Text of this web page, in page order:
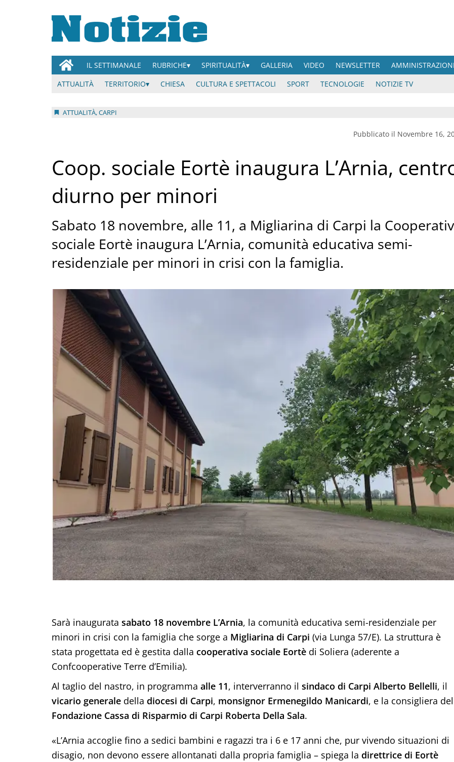
IL SETTIMANALE RUBRICHE SPIRITUALITÀ GALLERIA VIDEO NEWSLETTER
ATTUALITÀ
TERRITORIO CHIESA CULTURA E SPETTACOLI SPORT TECNOLOGIE NOTIZIE TV
ATTUALITÀ, CARPI
Pubblicato il Novembre 16,
Coop. sociale Eortè inaugura L’Arnia,
diurno per minori
Sabato 18 novembre, alle 11, a Migliarina di Carpi la
sociale Eortè inaugura L’Arnia, comunità educativa semi-
residenziale per minori in crisi con la famiglia.
Sarà inaugurata sabato 18 novembre L’Arnia, la comunità educativa semi-residenziale per
minori in crisi con la famiglia che sorge a Migliarina di Carpi (via Lunga 57/E). La struttura è
stata progettata ed è gestita dalla cooperativa sociale Eortè di Soliera (aderente a
Confcooperative Terre d’Emilia).
Al taglio del nastro, in programma alle 11, interverranno il sindaco di Carpi Alberto Bellelli, il
vicario generale della diocesi di Carpi, monsignor Ermenegildo Manicardi, e la consigliera
Fondazione Cassa di Risparmio di Carpi Roberta Della Sala.
«L’Arnia accoglie fino a sedici bambini e ragazzi tra i 6 e 17 anni che, pur vivendo situazioni di
disagio, non devono essere allontanati dalla propria famiglia – spiega la direttrice di Eortè